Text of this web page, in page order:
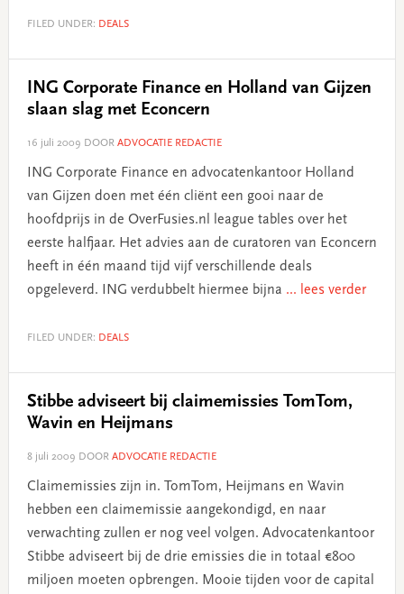
FILED UNDER: DEALS
ING Corporate Finance en Holland van Gijzen
slaan slag met Econcern
16 juli 2009 DOOR ADVOCATIE REDACTIE
ING Corporate Finance en advocatenkantoor Holland
van Gijzen doen met één cliënt een gooi naar de
hoofdprijs in de OverFusies.nl league tables over het
eerste halfjaar. Het advies aan de curatoren van Econcern
heeft in één maand tijd vijf verschillende deals
opgeleverd. ING verdubbelt hiermee bijna ... lees verder
FILED UNDER: DEALS
Stibbe adviseert bij claimemissies TomTom,
Wavin en Heijmans
8 juli 2009 DOOR ADVOCATIE REDACTIE
Claimemissies zijn in. TomTom, Heijmans en Wavin
hebben een claimemissie aangekondigd, en naar
verwachting zullen er nog veel volgen. Advocatenkantoor
Stibbe adviseert bij de drie emissies die in totaal €800
miljoen moeten opbrengen. Mooie tijden voor de capital